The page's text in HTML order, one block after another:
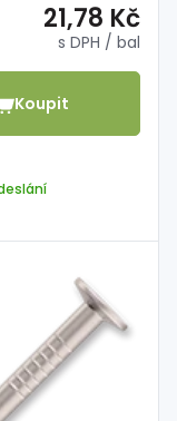
21,78 Kč
s DPH / bal
Koupit